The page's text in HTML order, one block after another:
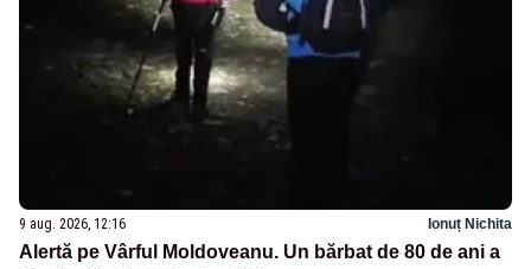
9 aug. 2026, 12:16 Ionuț Nichita
Alertă pe Vârful Moldoveanu. Un bărbat de 80 de ani a